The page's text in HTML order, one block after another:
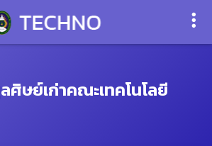
ศิษย์เก่าคณะเทคโนโลยี